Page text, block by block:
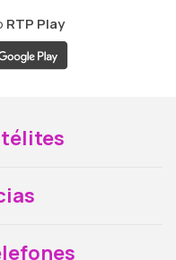
RTP Play